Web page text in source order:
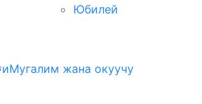
Юбилей
Мугалим жана окуучу